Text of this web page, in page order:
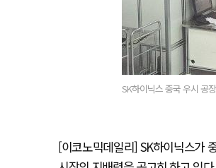
SK하이닉스 중국 우시 공
[이코노믹데일리] SK하이닉스가